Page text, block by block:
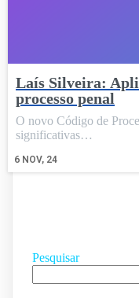
Laís Silveira:
processo penal
6 NOV, 24
O novo Código de
significativas…
Pesquisar